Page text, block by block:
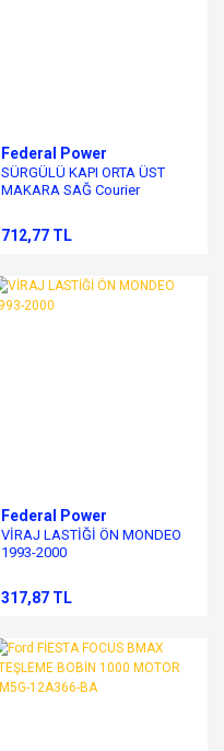
Federal Power
SÜRGÜLÜ KAPI ORTA ÜST
MAKARA SAĞ Courier
712,77 TL
Federal Power
VİRAJ LASTİĞİ ÖN MONDEO
1993-2000
317,87 TL